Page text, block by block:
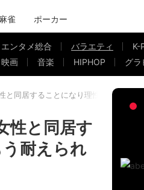
麻雀 ポーカー
エンタメ総合 バラエティ K-
映画
音楽 HIPHOP グラ
同居することになり理性が保てず…
性と同居す
耐えられ